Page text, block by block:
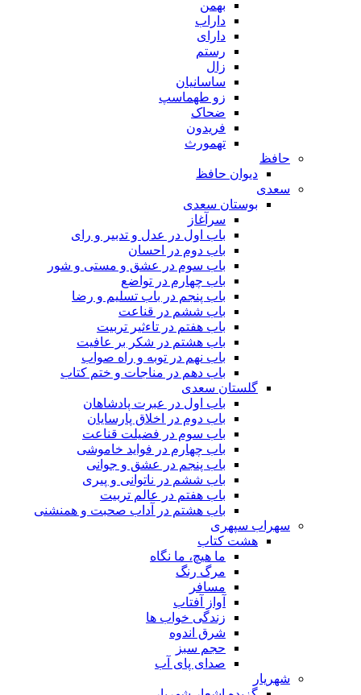
بهمن
داراب
دارای
رستم
زال
ساسانیان
زو طهماسپ‏
ضحاک
فریدون
تهمورث
حافظ
دیوان حافظ
سعدی
بوستان سعدی
سرآغاز
باب اول در عدل و تدبیر و رای
باب دوم در احسان
باب سوم در عشق و مستی و شور
باب چهارم در تواضع
باب پنجم در باب تسلیم و رضا
باب ششم در قناعت
باب هفتم در تاءثیر تربیت
باب هشتم در شکر بر عافیت
باب نهم در توبه و راه صواب
باب دهم در مناجات و ختم کتاب
گلستان سعدی
باب اول در عبرت پادشاهان
باب دوم در اخلاق پارسایان
باب سوم در فضیلت قناعت
باب چهارم در فواید خاموشى
باب پنجم در عشق و جوانى
باب ششم در ناتوانى و پیرى
باب هفتم در عالم تربیت
باب هشتم در آداب صحبت و همنشنى
سهراب سپهری
هشت کتاب
ما هیچ، ما نگاه
مرگ رنگ
مسافر
آواز آفتاب
زندگی خواب ها
شرق اندوه
حجم سبز
صدای پای آب
شهریار